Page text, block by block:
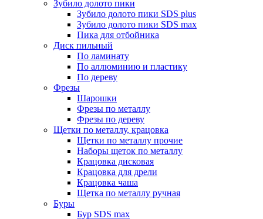
Зубило долото пики
Зубило долото пики SDS plus
Зубило долото пики SDS max
Пика для отбойника
Диск пильный
По ламинату
По аллюминию и пластику
По дереву
Фрезы
Шарошки
Фрезы по металлу
Фрезы по дереву
Щетки по металлу, крацовка
Щетки по металлу прочие
Наборы щеток по металлу
Крацовка дисковая
Крацовка для дрели
Крацовка чаша
Щетка по металлу ручная
Буры
Бур SDS max